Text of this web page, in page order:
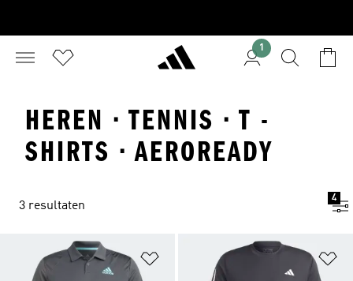
1
HEREN · TENNIS · T -
SHIRTS · AEROREADY
3 resultaten
4
Op verlanglijst zetten